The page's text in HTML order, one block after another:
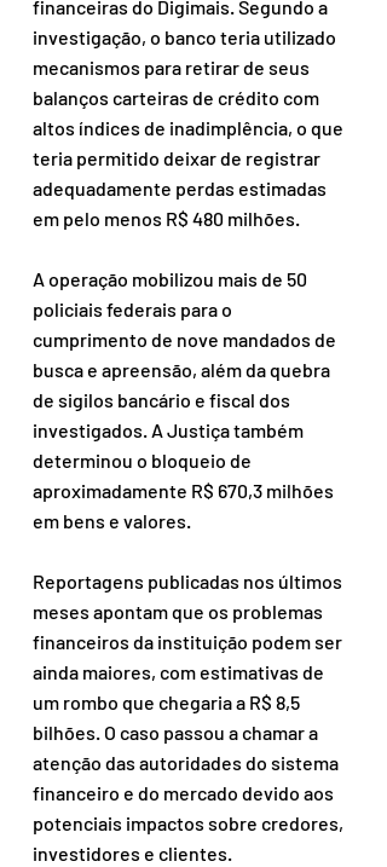
financeiras do Digimais. Segundo a
investigação, o banco teria utilizado
mecanismos para retirar de seus
balanços carteiras de crédito com
altos índices de inadimplência, o que
teria permitido deixar de registrar
adequadamente perdas estimadas
em pelo menos R$ 480 milhões.
A operação mobilizou mais de 50
policiais federais para o
cumprimento de nove mandados de
busca e apreensão, além da quebra
de sigilos bancário e fiscal dos
investigados. A Justiça também
determinou o bloqueio de
aproximadamente R$ 670,3 milhões
em bens e valores.
Reportagens publicadas nos últimos
meses apontam que os problemas
financeiros da instituição podem ser
ainda maiores, com estimativas de
um rombo que chegaria a R$ 8,5
bilhões. O caso passou a chamar a
atenção das autoridades do sistema
financeiro e do mercado devido aos
potenciais impactos sobre credores,
investidores e clientes.